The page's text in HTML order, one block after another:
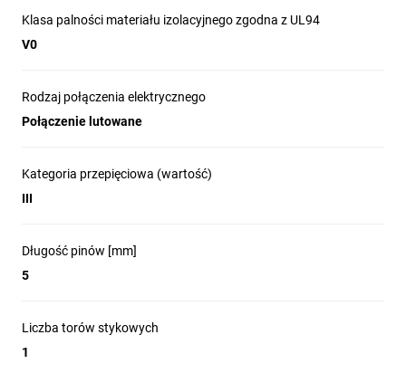
Klasa palności materiału izolacyjnego zgodna z UL94
V0
Rodzaj połączenia elektrycznego
Połączenie lutowane
Kategoria przepięciowa (wartość)
III
Długość pinów [mm]
5
Liczba torów stykowych
1